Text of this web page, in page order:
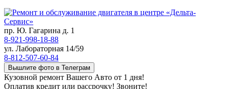
пр. Ю. Гагарина д. 1
8-921-998-18-88
ул. Лабораторная 14/59
8-812-507-60-84
Вышлите фото в Телеграм
Кузовной ремонт Вашего Авто от 1 дня!
Оплатив кредит или рассрочку! Звоните!